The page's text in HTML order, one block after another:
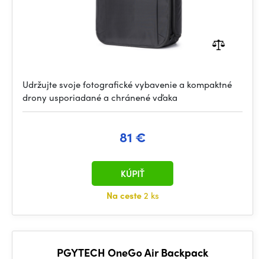
Udržujte svoje fotografické vybavenie a kompaktné
drony usporiadané a chránené vďaka
81 €
Na ceste2 ks
KÚPIŤ
PGYTECH OneGo Air Backpack